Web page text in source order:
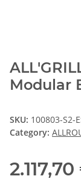
Modular
SKU: 100803-S2-
Category: